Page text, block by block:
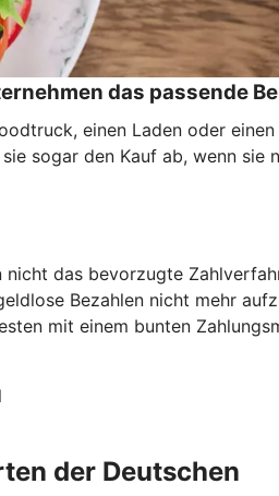
das passende
einen Laden oder
sogar den Kauf ab, wenn
nicht das bevorzugte
Bezahlen nicht mehr
mit einem bunten
der Deutschen